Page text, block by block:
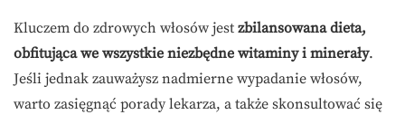
Kluczem do zdrowych włosów jest zbilansowana dieta,
obfitująca we wszystkie niezbędne witaminy i minerały.
Jeśli jednak zauważysz nadmierne wypadanie włosów,
warto zasięgnąć porady lekarza, a także skonsultować się